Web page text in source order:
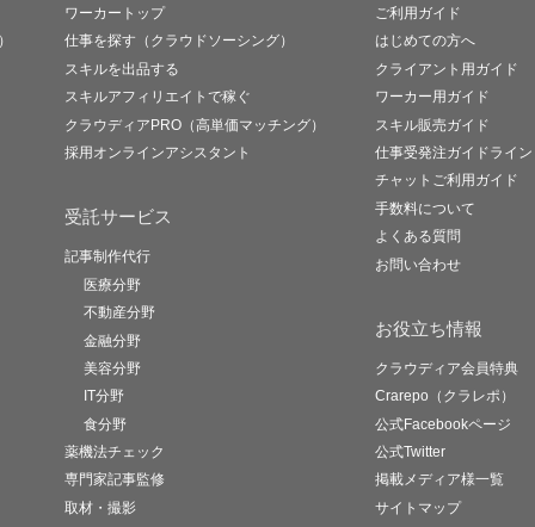
ワーカートップ
仕事を探す（クラウドソーシング）
スキルを出品する
スキルアフィリエイトで稼ぐ
クラウディアPRO（高単価マッチング）
採用オンラインアシスタント
受託サービス
記事制作代行
医療分野
不動産分野
金融分野
美容分野
IT分野
食分野
薬機法チェック
専門家記事監修
取材・撮影
ご利用ガイド
はじめての方へ
クライアント用ガイド
ワーカー用ガイド
スキル販売ガイド
仕事受発注ガイドライン
チャットご利用ガイド
手数料について
よくある質問
お問い合わせ
お役立ち情報
クラウディア会員特典
Crarepo（クラレポ）
公式Facebookページ
公式Twitter
掲載メディア様一覧
サイトマップ